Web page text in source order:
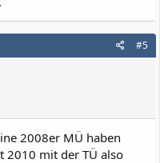
#5
2008er MÜ haben
2010 mit der TÜ also